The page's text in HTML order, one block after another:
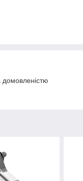
домовленістю